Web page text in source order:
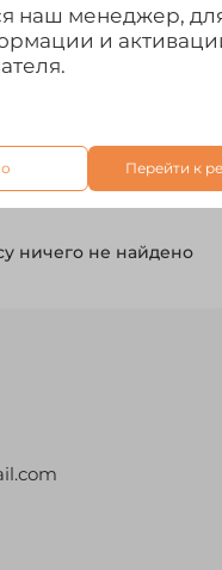
StartFishing
ничего не найдено
наш менеджер,
и
Перейти к